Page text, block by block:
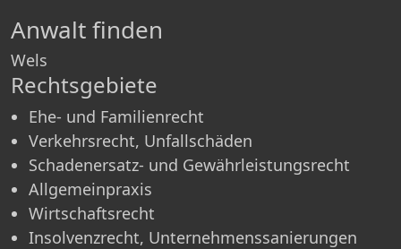
Anwalt finden
Wels
Rechtsgebiete
Ehe- und Familienrecht
Verkehrsrecht, Unfallschäden
Schadenersatz- und Gewährleistungsrecht
Allgemeinpraxis
Wirtschaftsrecht
Insolvenzrecht, Unternehmenssanierungen